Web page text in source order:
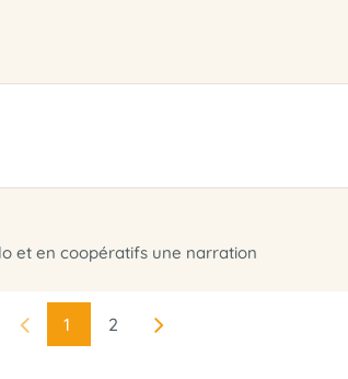
et en coopératifs une narration
1 2